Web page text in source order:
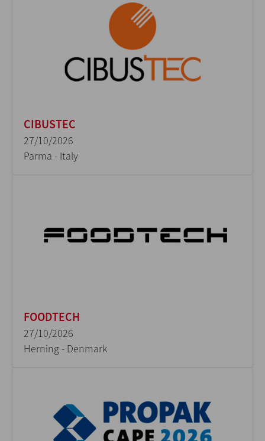
CIBUSTEC
27/10/2026
Parma - Italy
FOODTECH
27/10/2026
Herning - Denmark